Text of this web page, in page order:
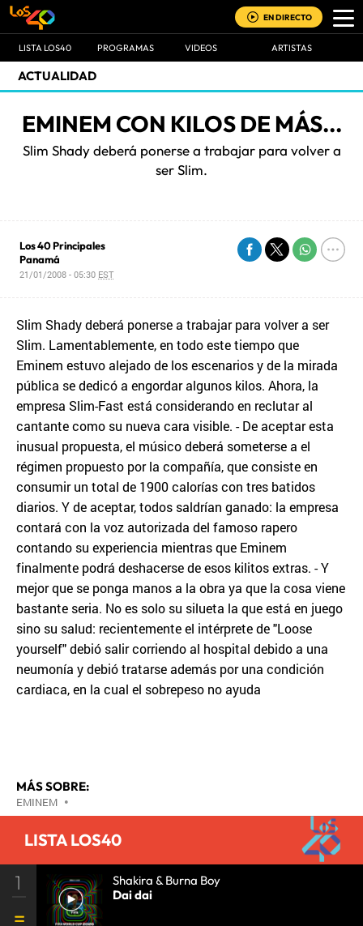
EN DIRECTO
LISTA LOS40 PROGRAMAS VIDEOS ARTISTAS
ACTUALIDAD
EMINEM CON KILOS DE MÁS...
Slim Shady deberá ponerse a trabajar para volver a
ser Slim.
Los 40 Principales
Panamá
21/01/2008 - 05:30 EST
Slim Shady deberá ponerse a trabajar para volver a ser
Slim. Lamentablemente, en todo este tiempo que
Eminem estuvo alejado de los escenarios y de la mirada
pública se dedicó a engordar algunos kilos. Ahora, la
empresa Slim-Fast está considerando en reclutar al
cantante como su nueva cara visible. - De aceptar esta
inusual propuesta, el músico deberá someterse a el
régimen propuesto por la compañía, que consiste en
consumir un total de 1900 calorías con tres batidos
diarios. Y de aceptar, todos saldrían ganado: la empresa
contará con la voz autorizada del famoso rapero
contando su experiencia mientras que Eminem
finalmente podrá deshacerse de esos kilitos extras. - Y
mejor que se ponga manos a la obra ya que la cosa viene
bastante seria. No es solo su silueta la que está en juego
sino su salud: recientemente el intérprete de "Loose
yourself" debió salir corriendo al hospital debido a una
neumonía y debió tratarse además por una condición
cardiaca, en la cual el sobrepeso no ayuda
MÁS SOBRE:
EMINEM •
LISTA LOS40
1
Shakira & Burna Boy
Dai dai